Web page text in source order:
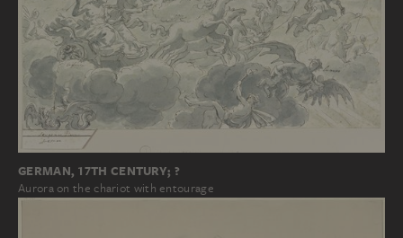
GERMAN, 17TH CENTURY; ?
Aurora on the chariot with entourage